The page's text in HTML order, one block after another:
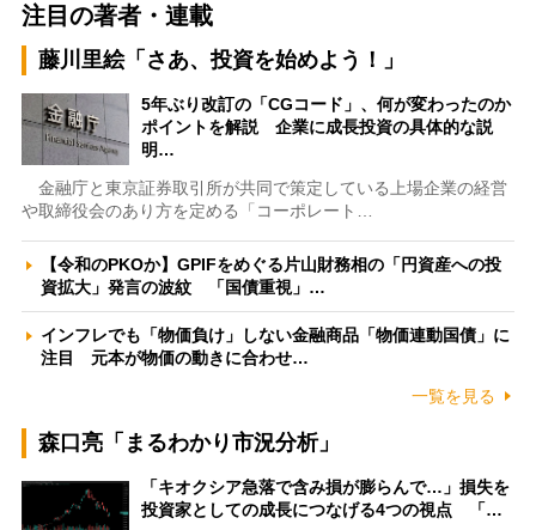
注目の著者・連載
藤川里絵「さあ、投資を始めよう！」
5年ぶり改訂の「CGコード」、何が変わったのか
ポイントを解説 企業に成長投資の具体的な説
明…
金融庁と東京証券取引所が共同で策定している上場企業の経営
や取締役会のあり方を定める「コーポレート…
【令和のPKOか】GPIFをめぐる片山財務相の「円資産への投
資拡大」発言の波紋 「国債重視」…
インフレでも「物価負け」しない金融商品「物価連動国債」に
注目 元本が物価の動きに合わせ…
一覧を見る
森口亮「まるわかり市況分析」
「キオクシア急落で含み損が膨らんで…」損失を
投資家としての成長につなげる4つの視点 「…